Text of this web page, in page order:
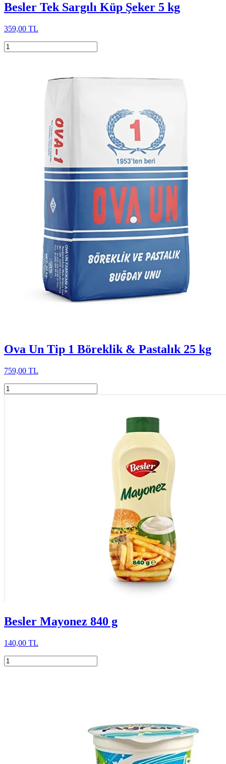
Besler Tek Sargılı Küp Şeker 5 kg
359,00 TL
Ova Un Tip 1 Böreklik & Pastalık 25 kg
759,00 TL
Besler Mayonez 840 g
140,00 TL